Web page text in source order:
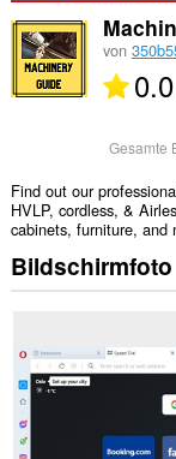
von
0.0
Gesamte
Find out our
HVLP, cordless, &
cabinets, furniture, and
Bildschirmfoto